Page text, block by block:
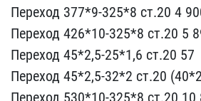
Переход 377*9-325*8​ ст.20 4
Переход ​426*10-325*8 ст.20 5
Переход 45*2,5-25*1,​6 ст.20 57
Переход 45*2,​5-32*2 ст.20
Переход 530*10-325​*8 ст.20 10